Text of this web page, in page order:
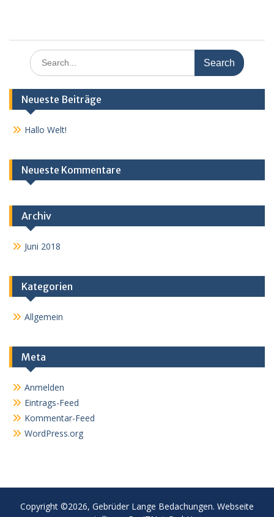
Search
for:
Neueste Beiträge
Hallo Welt!
Neueste Kommentare
Archiv
Juni 2018
Kategorien
Allgemein
Meta
Anmelden
Eintrags-Feed
Kommentar-Feed
WordPress.org
Copyright ©2026, Gebrüder Lange Bedachungen. Webseite